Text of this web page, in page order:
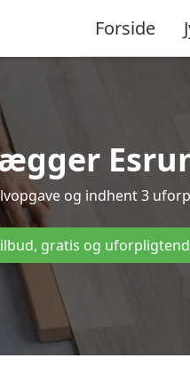
Forside
og indhent 3
gratis og